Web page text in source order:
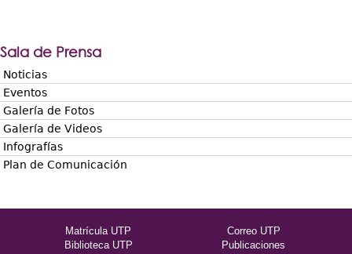
Sala de Prensa
Noticias
Eventos
Galería de Fotos
Galería de Videos
Infografías
Plan de Comunicación
Matrícula UTP
Correo UTP
Biblioteca UTP
Publicaciones